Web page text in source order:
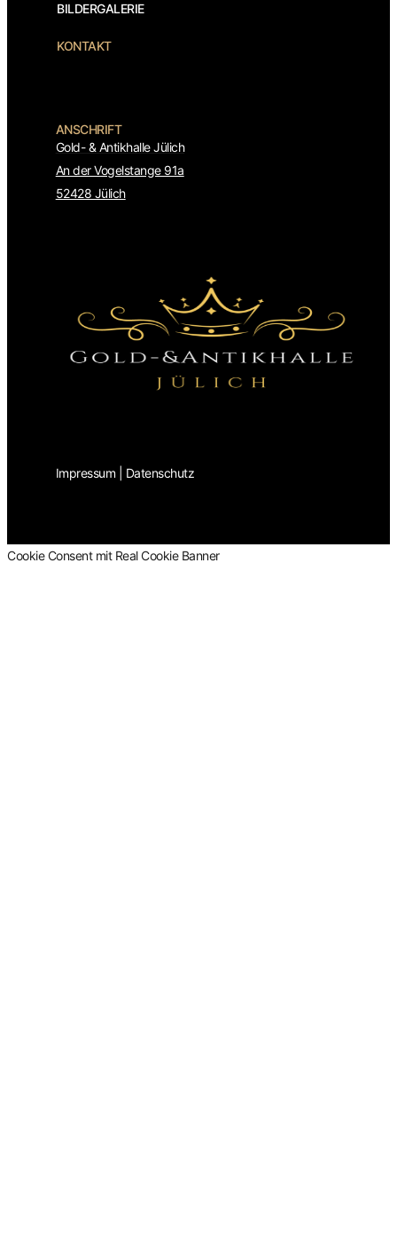
BILDERGALERIE
KONTAKT
ANSCHRIFT
Gold- & Antikhalle Jülich
An der Vogelstange 91a
52428 Jülich
Impressum Datenschutz
Cookie Consent mit Real Cookie Banner